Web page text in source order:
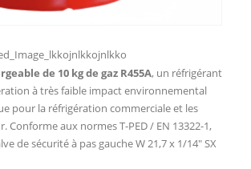
de 10 kg de gaz R455A, un réfrigérant
à très faible impact environnemental
pour la réfrigération commerciale et les
Conforme aux normes T-PED / EN 13322-1,
de sécurité à pas gauche W 21,7 x 1/14″ SX